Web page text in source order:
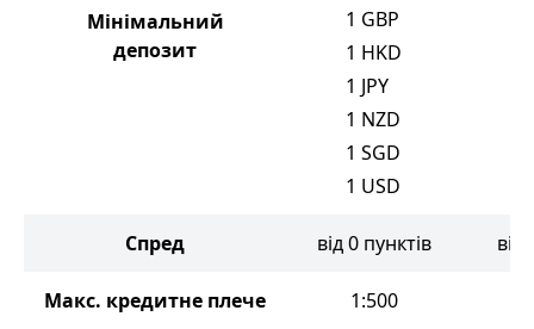
Мінімальний
депозит
1 GBP
1 HKD
1 JPY
1 NZD
1 SGD
1 USD
Спред від 0 пунктів від
Макс. кредитне плече 1:500